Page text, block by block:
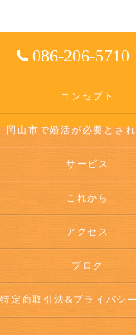
086-206-5710
コンセプト
岡山市で婚活が必要とさ
サービス
これから
アクセス
ブログ